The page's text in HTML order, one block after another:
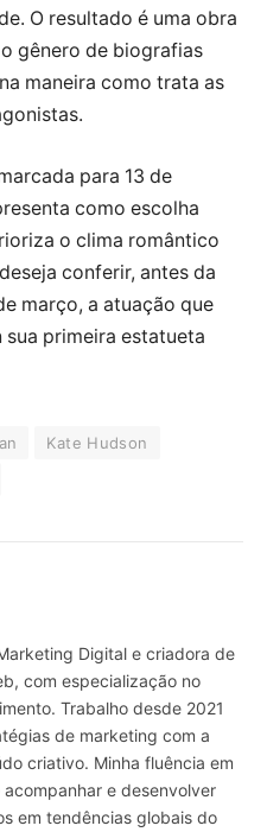
O resultado é uma obra
gênero de biografias
maneira como trata as
para 13 de
como escolha
o clima romântico
conferir, antes da
março, a atuação que
sua primeira estatueta
Kate Hudson
Digital e criadora de
com especialização no
Trabalho desde 2021
de marketing com a
criativo. Minha fluência em
e desenvolver
em tendências globais do